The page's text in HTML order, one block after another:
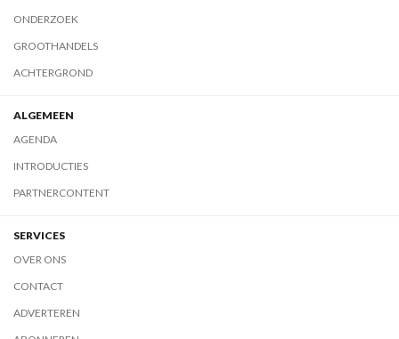
ONDERZOEK
GROOTHANDELS
ACHTERGROND
ALGEMEEN
AGENDA
INTRODUCTIES
PARTNERCONTENT
SERVICES
OVER ONS
CONTACT
ADVERTEREN